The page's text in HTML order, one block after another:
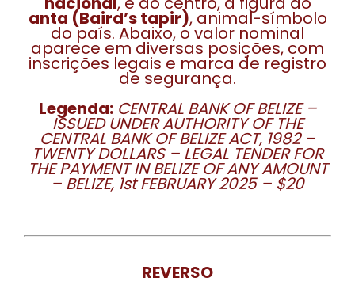
anta (Baird’s tapir), animal-símbolo
do país. Abaixo, o valor nominal
aparece em diversas posições, com
inscrições legais e marca de registro
de segurança.
Legenda: CENTRAL BANK OF BELIZE –
ISSUED UNDER AUTHORITY OF THE
CENTRAL BANK OF BELIZE ACT, 1982 –
TWENTY DOLLARS – LEGAL TENDER FOR
THE PAYMENT IN BELIZE OF ANY AMOUNT
– BELIZE, 1st FEBRUARY 2025 – $20
REVERSO